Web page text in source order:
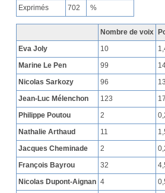
Exprimés
702 %
Nombre de voix
Eva Joly
10
Marine Le Pen
99
Nicolas Sarkozy
96
Jean-Luc Mélenchon
123
Philippe Poutou
2
Nathalie Arthaud
11
Jacques Cheminade
2
François Bayrou
32
Nicolas Dupont-Aignan 4